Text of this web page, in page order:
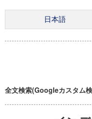
全文検索(Googleカスタム